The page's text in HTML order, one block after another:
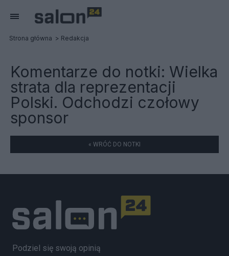
Strona główna Redakcja
Komentarze do notki: Wielka
strata dla reprezentacji
Polski. Odchodzi czołowy
sponsor
« WRÓĆ DO NOTKI
Podziel się swoją opinią